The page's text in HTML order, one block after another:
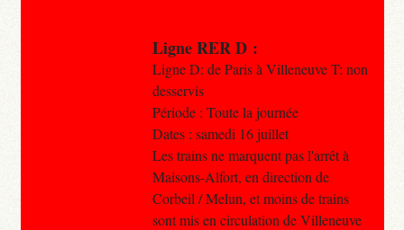
Ligne RER D :
Ligne D: de Paris à Villeneuve T: non
desservis
Période : Toute la journée
Dates : samedi 16 juillet
Les trains ne marquent pas l'arrêt à
Maisons-Alfort, en direction de
Corbeil / Melun, et moins de trains
sont mis en circulation de Villeneuve